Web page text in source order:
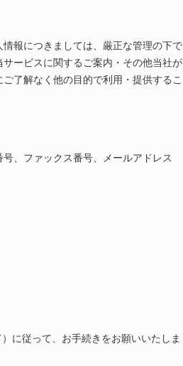
報につきましては、厳正な管理の下で
ービスに関するご案内・その他当社が
了解なく他の目的で利用・提供するこ
、ファックス番号、メールアドレス
に従って、お手続きをお願いいたしま